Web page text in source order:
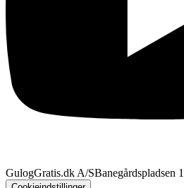
GulogGratis.dk A/SBanegårdspladsen 1